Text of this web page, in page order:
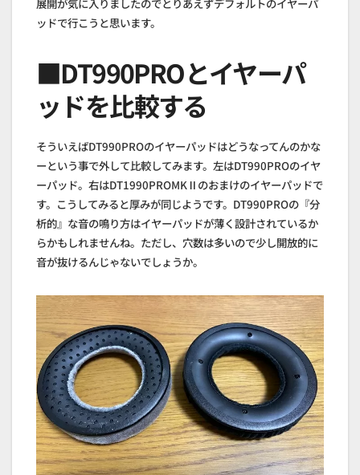
展開が気に入りましたのでとりあえずデフォルトのイヤーパ
ッドで行こうと思います。
■DT990PROとイヤーパ
ッドを比較する
そういえばDT990PROのイヤーパッドはどうなってんのかな
ーという事で外して比較してみます。左はDT990PROのイヤ
ーパッド。右はDT1990PROMKⅡのおまけのイヤーパッドで
す。こうしてみると厚みが同じようです。DT990PROの『分
析的』な音の鳴り方はイヤーパッドが薄く設計されているか
らかもしれませんね。ただし、穴数は多いので少し開放的に
音が抜けるんじゃないでしょうか。